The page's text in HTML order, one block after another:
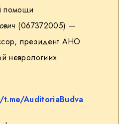
помощи
(067372005) —
президент АНО
неврологии»
AuditoriaBudva